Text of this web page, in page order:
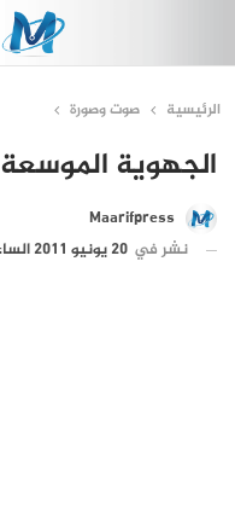
الرئيسية صوت وصورة
الجهوية الموسعة 3 يناير 2010
Maarifpress
نشر في 20 يونيو 2011 الساعة 2 و 31 دقيقة